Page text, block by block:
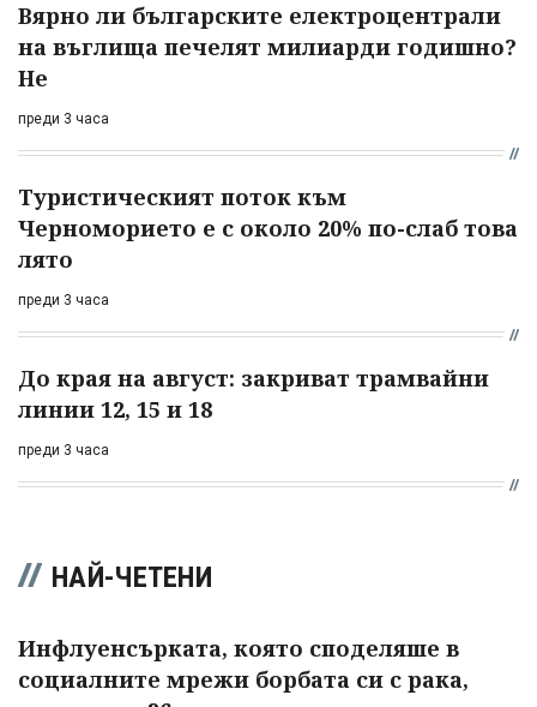
Вярно ли българските електроцентрали
на въглища печелят милиарди годишно?
Не
преди 3 часа
Туристическият поток към
Черноморието е с около 20% по-слаб това
лято
преди 3 часа
До края на август: закриват трамвайни
линии 12, 15 и 18
преди 3 часа
НАЙ-ЧЕТЕНИ
Инфлуенсърката, която споделяше в
социалните мрежи борбата си с рака,